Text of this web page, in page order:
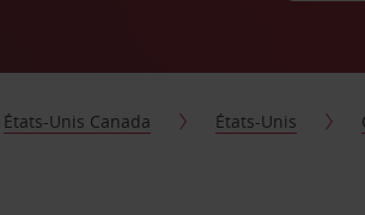
États-Unis Canada États-Unis